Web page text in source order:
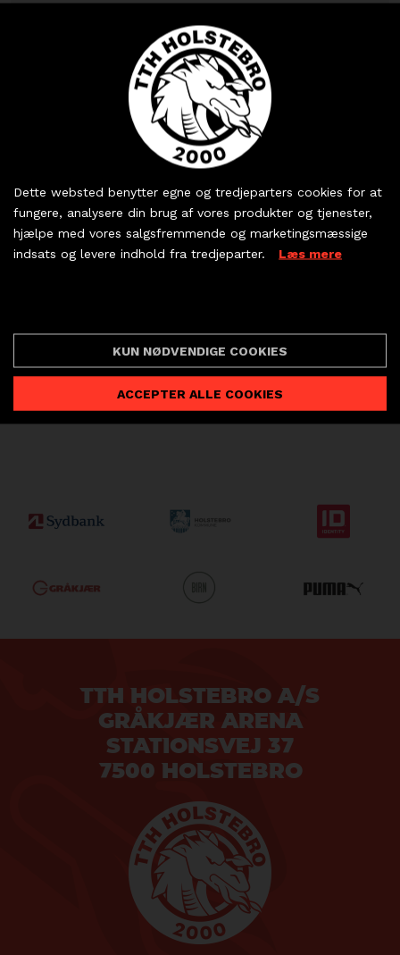
Køb dine billetter og
dine partnerbilletter
KØB BILLET
du ikke har accepteret de påkrævede cookies.
Denne foranstaltning er truffet for at overholde
gældende databeskyttelseslovgivning. Du kan få
adgang til elementet ved at acceptere cookies
for elementet.
TILLAD COOKIES
LÆS MERE OM COOKIES
 FORRIGE NÆSTE 
TTH HOLSTEBRO A/S
GRÅKJÆR ARENA
STATIONSVEJ 37
7500 HOLSTEBRO
Dette websted benytter egne og tredjeparters cookies for at
fungere, analysere din brug af vores produkter og tjenester,
hjælpe med vores salgsfremmende og marketingsmæssige
indsats og levere indhold fra tredjeparter. Læs mere
KUN NØDVENDIGE COOKIES
ACCEPTER ALLE COOKIES
Kunne en TTH
spillertrøje friste?
Email